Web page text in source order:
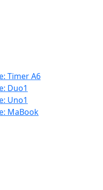
Timer A6
Duo1
Uno1
MaBook